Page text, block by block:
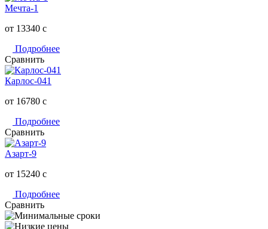
Мечта-1
от 13340 c
Подробнее
Сравнить
Карлос-041
от 16780 c
Подробнее
Сравнить
Азарт-9
от 15240 c
Подробнее
Сравнить